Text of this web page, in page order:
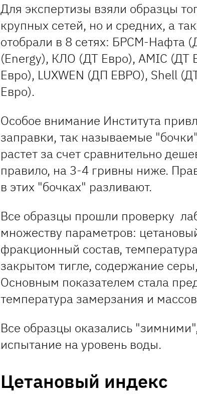
Для экспертизы взяли образцы
крупных сетей, но и средних, а
отобрали в 8 сетях: БРСМ-Нафта
(Energy), КЛО (ДТ Евро), AMIC (ДТ
Евро), LUXWEN (ДП ЕВРО), Shell
Евро).
Особое внимание Института
заправки, так называемые
растет за счет сравнительно
правило, на 3-4 гривны ниже.
в этих "бочках" разливают.
Все образцы прошли проверку
множеству параметров:
фракционный состав,
закрытом тигле, содержание
Основным показателем стала
температура замерзания и
Все образцы оказались
испытание на уровень воды.
Цетановый индекс